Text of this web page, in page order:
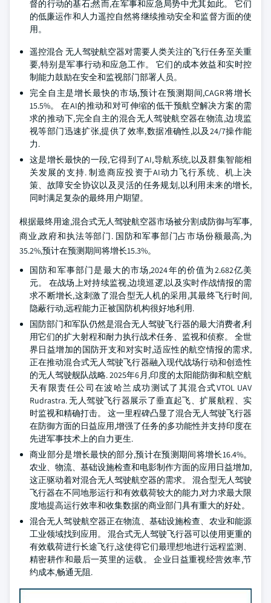
督的行动的基石;然而,在军事和应急局势中尤其如此。 它们
的低廉运作和人力遥控自然将继续推动安全和监督方面的使
用。
遥控混合 无人驾驶航空器对需要人类关注的飞行任务至关重
要,特别是军事行动和应急工作。 它们的成本效益和实时控
制能力鼓励在安全和监视部门部署人员。
完全自主是增长最快的市场,预计在预测期间,CAGR将增长
15.5%。 在AI的推动和对可伸缩的低干预航空解决方案的需
求的推动下,完全自主的混合无人驾驶航空器在物流,边境监
视等部门迅速扩张,提供了效率,数据准确性,以及24/7操作能
力.
这是增长最快的一段,它得到了AI,导航系统,以及群集智能相
关发展的支持. 制造商应投资于AI动力飞行系统、机上决
策、故障安全协议以及灵活的任务规划,以利用未来的增长,
同时满足复杂的最终用户期望。
根据最终用途,混合式无人驾驶航空器市场被分割成防御与军事,
商业,政府和执法等部门. 国防和军事部门占市场份额最高,为
35.2%,预计在预测期间将增长15.3%。
国防和军事部门是最大的市场,2024年的价值为2.682亿美
元。 在战场上对持续监视,边境巡逻,以及实时作战情报的需
求不断增长,这刺激了混合型无人机的采用,其最终飞行时间,
隐蔽行动,远程能力正被国防机构很好地利用.
国防部门和军队仍然是混合无人驾驶飞行器的最大消费者,利
用它们的扩大射程和耐力执行战术任务、监视和侦察。 全世
界日益增加的国防开支和对实时,适应性的航空情报的需求,
正在推动混合式无人驾驶飞行器融入现代战场行动和创造性
的无人驾驶舰队战略. 2025年6月,印度的太阳能防御和航空航
天有限责任公司在波哈兰成功测试了其混合式VTOL UAV
Rudrastra. 无人驾驶飞行器展示了垂直起飞、扩展航程、实
时监视和精确打击。 这一里程碑凸显了混合无人驾驶飞行器
在防御方面的日益应用,增强了任务的多功能性并支持印度在
先进军事技术上的自力更生.
商业部分是增长最快的部分,预计在预测期间将增长16.4%。
农业、物流、基础设施检查和电影制作方面的应用日益增加,
这正驱动着对混合无人驾驶航空器的需求。 混合型无人驾驶
飞行器在不同地形运行和有效载荷较大的能力,对力求最大限
度地提高运行效率和收集数据的商业部门具有重大的好处。
混合无人驾驶航空器正在物流、基础设施检查、农业和能源
工业领域找到应用。 混合式无人驾驶飞行器可以使用更重的
有效载荷进行长途飞行,这使得它们最理想地进行远程监测、
精密耕作和最后一英里的运载。 企业日益重视经营效率,节
约成本,畅通无阻.